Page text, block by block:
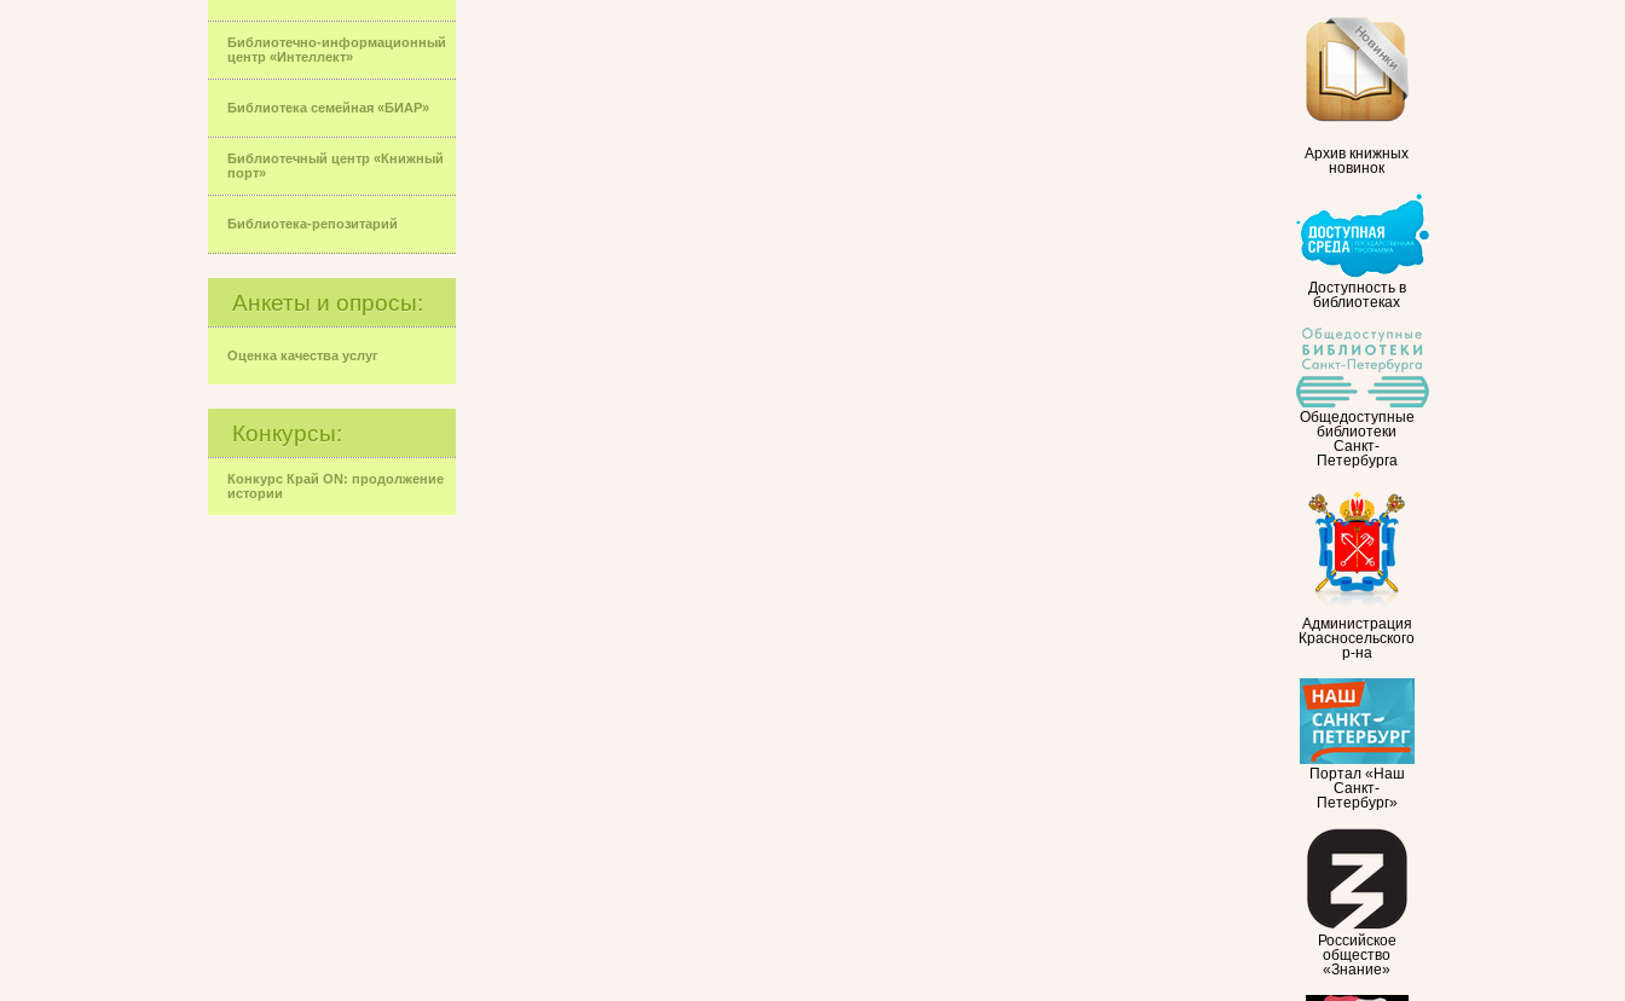
Библиотечно-информационный
центр «Интеллект»
Библиотека семейная «БИАР»
Библиотечный центр «Книжный
порт»
Библиотека-репозитарий
Анкеты и опросы:
Оценка качества услуг
Конкурсы:
Конкурс Край ON: продолжение
истории
Архив книжных
новинок
Доступность в
библиотеках
Общедоступные
библиотеки
Санкт-
Петербурга
Администрация
Красносельского
р-на
Портал «Наш
Санкт-
Петербург»
Российское
общество
«Знание»